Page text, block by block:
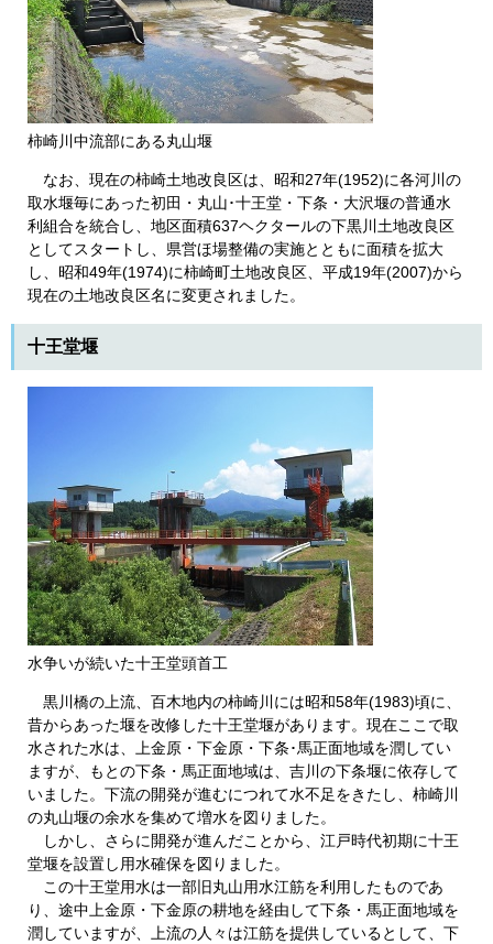
柿崎川中流部にある丸山堰
なお、現在の柿崎土地改良区は、昭和27年(1952)に各河川の
取水堰毎にあった初田・丸山･十王堂・下条・大沢堰の普通水
利組合を統合し、地区面積637ヘクタールの下黒川土地改良区
としてスタートし、県営ほ場整備の実施とともに面積を拡大
し、昭和49年(1974)に柿崎町土地改良区、平成19年(2007)から
現在の土地改良区名に変更されました。
十王堂堰
水争いが続いた十王堂頭首工
黒川橋の上流、百木地内の柿崎川には昭和58年(1983)頃に、
昔からあった堰を改修した十王堂堰があります。現在ここで取
水された水は、上金原・下金原・下条･馬正面地域を潤してい
ますが、もとの下条・馬正面地域は、吉川の下条堰に依存して
いました。下流の開発が進むにつれて水不足をきたし、柿崎川
の丸山堰の余水を集めて増水を図りました。
しかし、さらに開発が進んだことから、江戸時代初期に十王
堂堰を設置し用水確保を図りました。
この十王堂用水は一部旧丸山用水江筋を利用したものであ
り、途中上金原・下金原の耕地を経由して下条・馬正面地域を
潤していますが、上流の人々は江筋を提供しているとして、下